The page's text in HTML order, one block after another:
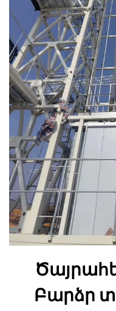
Բարձր